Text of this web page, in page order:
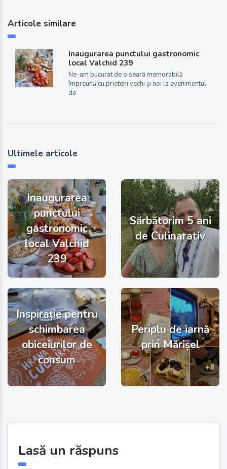
Articole similare
Inaugurarea punctului gastronomic
local Valchid 239
Ne-am bucurat de o seară memorabilă
împreună cu prieteni vechi și noi la evenimentul
de
Ultimele articole
Inaugurarea
punctului
gastronomic
local Valchid
239
Sărbătorim 5 ani
de Culinarativ
Inspirație pentru
schimbarea
obiceiurilor de
consum
Periplu de iarnă
prin Mărișel
Lasă un răspuns